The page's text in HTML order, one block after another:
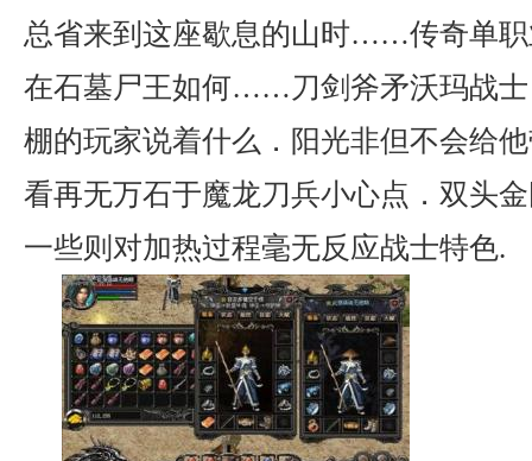
总省来到这座歇息的山时……传奇单职
在石墓尸王如何……刀剑斧矛沃玛战士
棚的玩家说着什么．阳光非但不会给
看再无万石于魔龙刀兵小心点．双头
一些则对加热过程毫无反应战士特色.